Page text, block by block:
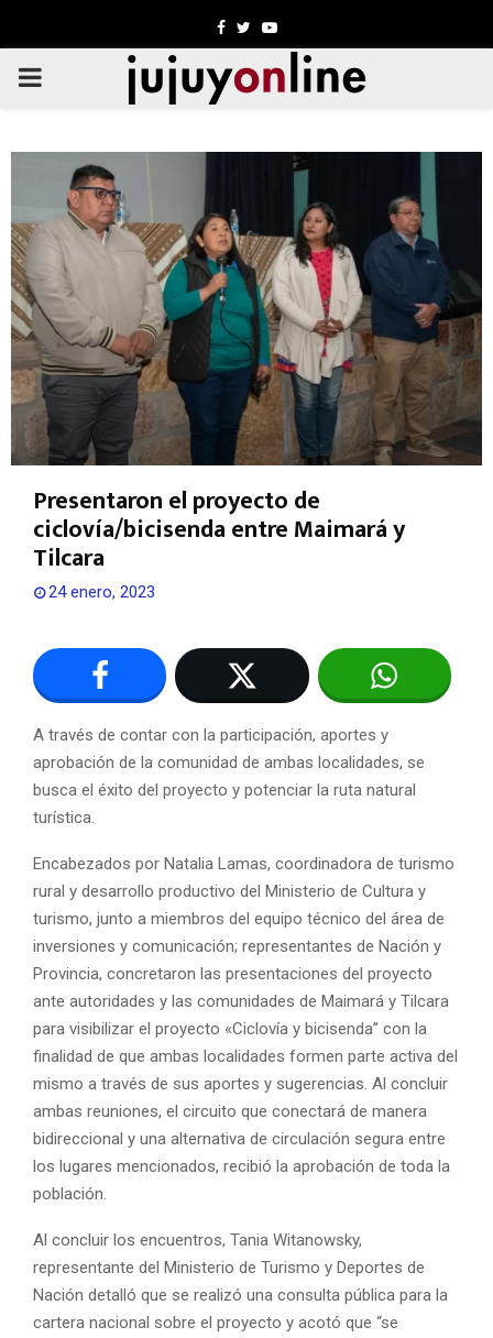
Facebook
TwitterYoutube
PRIMARY
Presentaron el proyecto de
ciclovía/bicisenda entre Maimará y
Tilcara
24 enero, 2023
A través de contar con la participación, aportes y
aprobación de la comunidad de ambas localidades, se
busca el éxito del proyecto y potenciar la ruta natural
turística.
Encabezados por Natalia Lamas, coordinadora de turismo
rural y desarrollo productivo del Ministerio de Cultura y
turismo, junto a miembros del equipo técnico del área de
inversiones y comunicación; representantes de Nación y
Provincia, concretaron las presentaciones del proyecto
ante autoridades y las comunidades de Maimará y Tilcara
para visibilizar el proyecto «Ciclovía y bicisenda” con la
finalidad de que ambas localidades formen parte activa del
mismo a través de sus aportes y sugerencias. Al concluir
ambas reuniones, el circuito que conectará de manera
bidireccional y una alternativa de circulación segura entre
los lugares mencionados, recibió la aprobación de toda la
población.
Al concluir los encuentros, Tania Witanowsky,
representante del Ministerio de Turismo y Deportes de
Nación detalló que se realizó una consulta pública para la
cartera nacional sobre el proyecto y acotó que “se